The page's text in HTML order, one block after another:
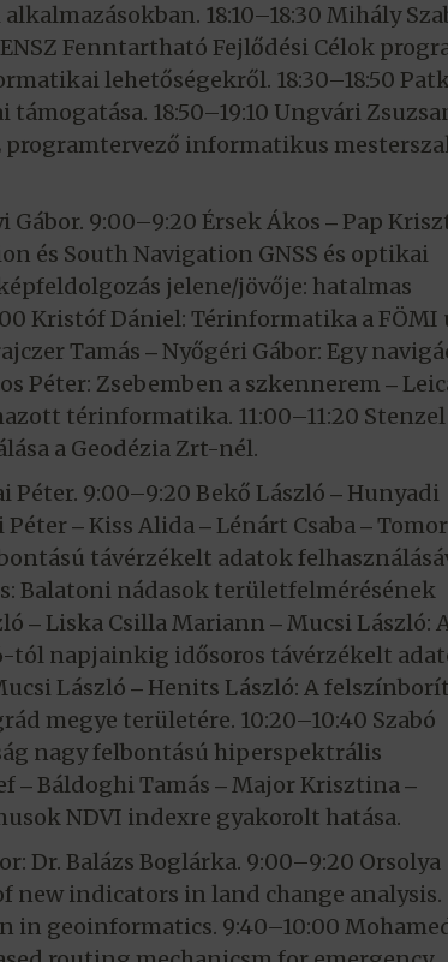
18:10–18:30 Mihály
Fenntartható Fejlődési Célok
lehetőségekről. 18:30–18:50
18:50–19:10 Ungvári
informatikus
Gábor. 9:00–9:20 Érsek Ákos ‒ Pap
és South Navigation GNSS és optikai
jelene/jövője: hatalmas
Kristóf Dániel: Térinformatika a FÖMI
Tamás ‒ Nyőgéri Gábor: Egy
Péter: Zsebemben a szkennerem ‒
térinformatika. 11:00–11:20 Stenzel
a Geodézia Zrt-nél.
Péter. 9:00–9:20 Bekő László ‒ Hunyadi
‒ Kiss Alida ‒ Lénárt Csaba ‒ Tomor
távérzékelt adatok
Balatoni nádasok területfelmérésének
‒ Liska Csilla Mariann ‒ Mucsi László:
tól napjainkig idősoros távérzékelt
László ‒ Henits László: A
megye területére. 10:20–10:40 Szabó
nagy felbontású hiperspektrális
‒ Báldoghi Tamás ‒ Major Krisztina ‒
NDVI indexre gyakorolt hatása.
Dr. Balázs Boglárka. 9:00–9:20 Orsolya
new indicators in land change analysis.
in geoinformatics. 9:40–10:00